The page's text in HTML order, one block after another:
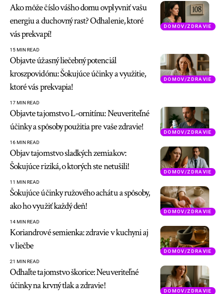
DOMOV/ZDRAVIE
Ako môže číslo vášho domu ovplyvniť vašu
energiu a duchovný rast? Odhalenie, ktoré
vás prekvapí!
15 MIN READ
DOMOV/ZDRAVIE
Objavte úžasný liečebný potenciál
kroszpovidónu: Šokujúce účinky a využitie,
ktoré vás prekvapia!
17 MIN READ
DOMOV/ZDRAVIE
Objavte tajomstvo L-ornitínu: Neuveriteľné
účinky a spôsoby použitia pre vaše zdravie!
16 MIN READ
DOMOV/ZDRAVIE
Objav tajomstvo sladkých zemiakov:
Šokujúce riziká, o ktorých ste netušili!
11 MIN READ
DOMOV/ZDRAVIE
Šokujúce účinky ružového achátu a spôsoby,
ako ho využiť každý deň!
14 MIN READ
DOMOV/ZDRAVIE
Koriandrové semienka: zdravie v kuchyni aj
v liečbe
21 MIN READ
DOMOV/ZDRAVIE
Odhaľte tajomstvo škorice: Neuveriteľné
účinky na krvný tlak a zdravie!